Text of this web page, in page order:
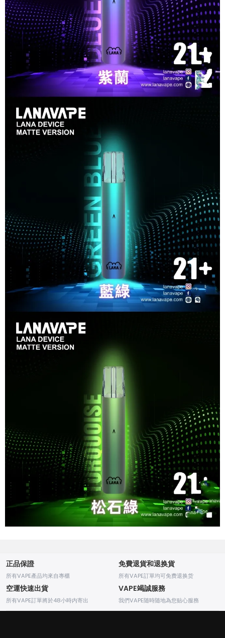
正品保證
所有VAPE產品均來自專櫃
免費退貨和退换貨
所有VAPE訂單均可免费退换货
空運快速出貨
所有VAPE訂單將於48小時内寄出
VAPE竭誠服務
我們VAPE随時随地為您贴心服務